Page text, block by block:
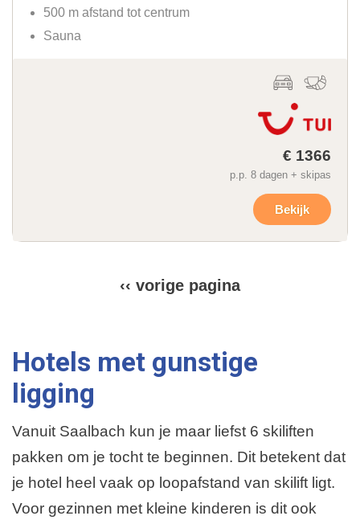
500 m afstand tot centrum
Sauna
€ 1366
p.p. 8 dagen + skipas
Bekijk
V
i
p
a
g
i
‹‹ vorige pagina
Hotels met gunstige
ligging
Vanuit Saalbach kun je maar liefst 6 skiliften
pakken om je tocht te beginnen. Dit betekent dat
je hotel heel vaak op loopafstand van skilift ligt.
Voor gezinnen met kleine kinderen is dit ook